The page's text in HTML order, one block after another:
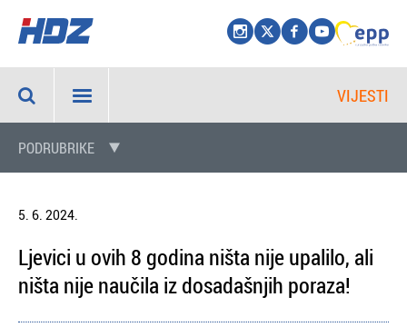
VIJESTI
PODRUBRIKE
5. 6. 2024.
Ljevici u ovih 8 godina ništa nije upalilo, ali
ništa nije naučila iz dosadašnjih poraza!